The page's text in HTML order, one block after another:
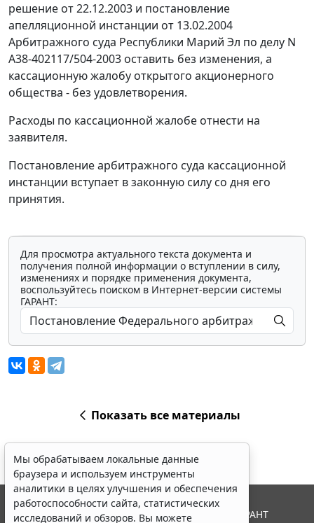
решение от 22.12.2003 и постановление
апелляционной инстанции от 13.02.2004
Арбитражного суда Республики Марий Эл по делу N
А38-402117/504-2003 оставить без изменения, а
кассационную жалобу открытого акционерного
общества - без удовлетворения.
Расходы по кассационной жалобе отнести на
заявителя.
Постановление арбитражного суда кассационной
инстанции вступает в законную силу со дня его
принятия.
Для просмотра актуального текста документа и
получения полной информации о вступлении в силу,
изменениях и порядке применения документа,
воспользуйтесь поиском в Интернет-версии системы
ГАРАНТ:
Показать все материалы
Мы обрабатываем локальные данные
браузера и используем инструменты
аналитики в целях улучшения и обеспечения
работоспособности сайта, статистических
исследований и обзоров. Вы можете
© ООО "НПП "ГАРАНТ-СЕРВИС", 2026. Система ГАРАНТ